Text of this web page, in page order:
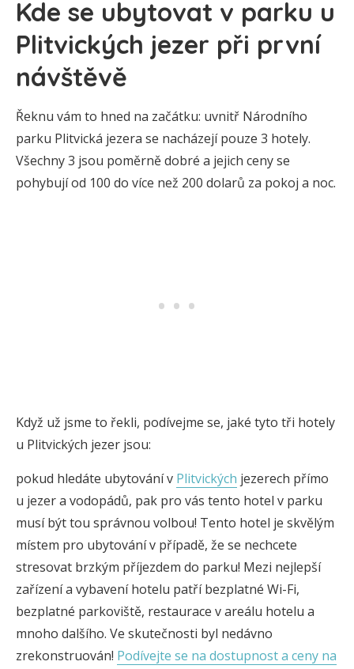
Kde se ubytovat v parku u
Plitvických jezer při první
návštěvě
Řeknu vám to hned na začátku: uvnitř Národního
parku Plitvická jezera se nacházejí pouze 3 hotely.
Všechny 3 jsou poměrně dobré a jejich ceny se
pohybují od 100 do více než 200 dolarů za pokoj a noc.
Když už jsme to řekli, podívejme se, jaké tyto tři hotely
u Plitvických jezer jsou:
pokud hledáte ubytování v Plitvických jezerech přímo
u jezer a vodopádů, pak pro vás tento hotel v parku
musí být tou správnou volbou! Tento hotel je skvělým
místem pro ubytování v případě, že se nechcete
stresovat brzkým příjezdem do parku! Mezi nejlepší
zařízení a vybavení hotelu patří bezplatné Wi-Fi,
bezplatné parkoviště, restaurace v areálu hotelu a
mnoho dalšího. Ve skutečnosti byl nedávno
zrekonstruován! Podívejte se na dostupnost a ceny na